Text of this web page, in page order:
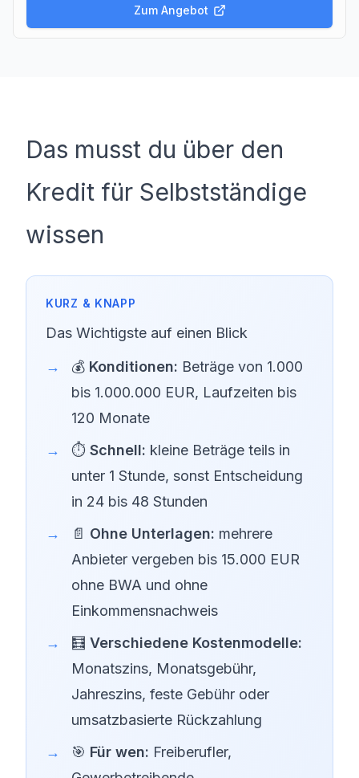
Zum Angebot
Das musst du über den
Kredit für Selbstständige
wissen
Das Wichtigste auf einen Blick
💰 Konditionen: Beträge von 1.000
bis 1.000.000 EUR, Laufzeiten bis
120 Monate
⏱️ Schnell: kleine Beträge teils in
unter 1 Stunde, sonst Entscheidung
in 24 bis 48 Stunden
📄 Ohne Unterlagen: mehrere
Anbieter vergeben bis 15.000 EUR
ohne BWA und ohne
Einkommensnachweis
🧮 Verschiedene Kostenmodelle:
Monatszins, Monatsgebühr,
Jahreszins, feste Gebühr oder
umsatzbasierte Rückzahlung
🎯 Für wen: Freiberufler,